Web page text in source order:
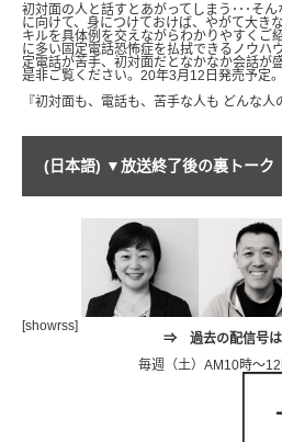
初対面の人と話すとあがってしまう･･･そ
に向けて、身につけておけば、やがて大き
キルを具体例を交えながらわかりやすくご
に多い固定電話恐怖症を払拭できるノウハ
定電話が苦手、初対面だとなかなか会話が
是非ご覧ください。20年3月12日発売予定
『初対面も、電話も、苦手な人も どんな人
(日本語) ▼放送終了後の裏トーク
[showrss]
⇒ 過去の配信号
毎週（土）AM10時～12